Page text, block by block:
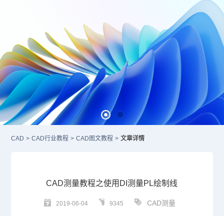
CAD > CAD行业教程 > CAD图文教程 > 文章详情
CAD测量教程之使用DI测量PL绘制线
2019-06-04 9345 CAD测量